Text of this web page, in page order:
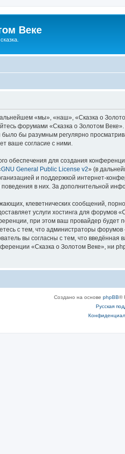
Веке
«мы», «наш», «Сказка о
форумами «Сказка о Золотом
бы разумным регулярно
ваше согласие с ними.
обеспечения для создания
GNU General Public License v2» (в
и поддержкой интернет-
в них. За дополнительной
клеветнических сообщений,
услуги хостинга для
при этом ваш провайдер будет
с тем, что администраторы
вы согласны с тем, что
«Сказка о Золотом Веке», ни
Создано на основе phpBB®
Русская